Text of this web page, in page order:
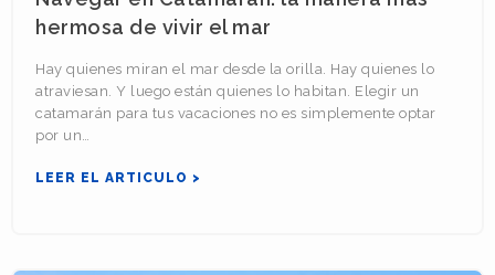
hermosa de vivir el mar
Hay quienes miran el mar desde la orilla. Hay quienes lo
atraviesan. Y luego están quienes lo habitan. Elegir un
catamarán para tus vacaciones no es simplemente optar
por un…
LEER EL ARTICULO >